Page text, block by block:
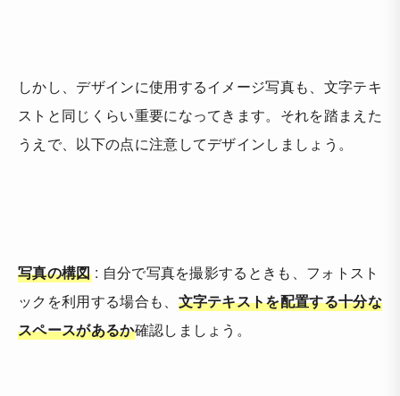
しかし、デザインに使用するイメージ写真も、文字テキ
ストと同じくらい重要になってきます。それを踏まえた
うえで、以下の点に注意してデザインしましょう。
写真の構図: 自分で写真を撮影するときも、フォトスト
ックを利用する場合も、 文字テキストを配置する十分な
スペースがあるか確認しましょう。